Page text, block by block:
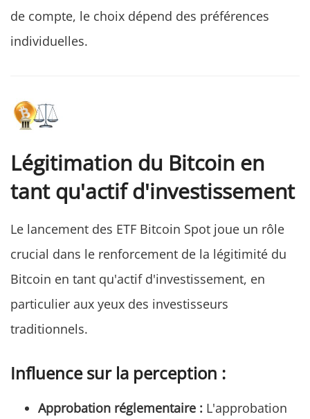
de compte, le choix dépend des préférences
individuelles.
Légitimation du Bitcoin en
tant qu'actif d'investissement
Le lancement des ETF Bitcoin Spot joue un rôle
crucial dans le renforcement de la légitimité du
Bitcoin en tant qu'actif d'investissement, en
particulier aux yeux des investisseurs
traditionnels.
Influence sur la perception :
Approbation réglementaire : L'approbation